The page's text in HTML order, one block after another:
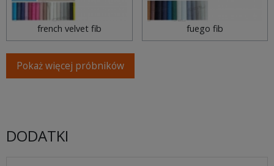
french velvet fib fuego fib
Pokaż więcej próbników
DODATKI